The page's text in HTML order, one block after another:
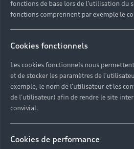
fonctions de base lors de l'utilisation du
fonctions comprennent par exemple le
Cookies fonctionnels
Les cookies fonctionnels nous
et de stocker les paramètres de
exemple, le nom de l'utilisateur et les
de l'utilisateur) afin de rendre le site
convivial.
Cookies de performance